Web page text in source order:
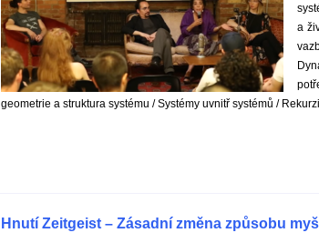
a
geometrie a struktura systému / Systémy uvnitř systémů /
Hnutí Zeitgeist – Zásadní změna způsobu